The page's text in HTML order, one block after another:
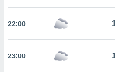
aceptar
de
sitio
22:00
23:00